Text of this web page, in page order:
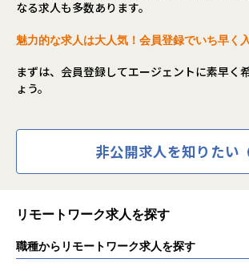
なる求人も多数あります。
魅力的な求人は大人気！会員登録でいち早く
まずは、会員登録してエージェントに素早く
ょう。
非公開求人を知りたい
リモートワーク求人を探す
職種からリモートワーク求人を探す